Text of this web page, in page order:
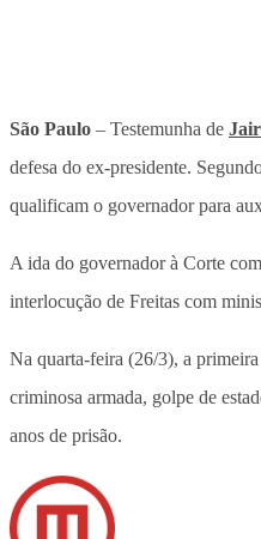
São Paulo – Testemunha de
defesa do ex-presidente.
qualificam o governador para
A ida do governador à Corte
interlocução de Freitas com
Na quarta-feira (26/3), a
criminosa armada, golpe de
anos de prisão.